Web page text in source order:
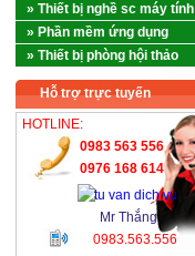
» Thiết bị nghề sc máy tính
» Phần mềm ứng dụng
» Thiết bị phòng hội thảo
Hỗ trợ trực tuyến
HOTLINE:
0983 563 556
0976 168 614
Mr Thắng
0983.563.556